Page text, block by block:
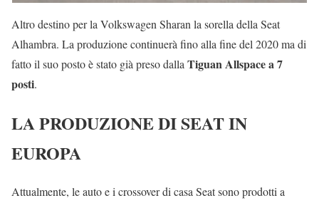
Altro destino per la Volkswagen Sharan la sorella della Seat
Alhambra. La produzione continuerà fino alla fine del 2020 ma di
fatto il suo posto è stato già preso dalla Tiguan Allspace a 7
posti.
LA PRODUZIONE DI SEAT IN
EUROPA
Attualmente, le auto e i crossover di casa Seat sono prodotti a